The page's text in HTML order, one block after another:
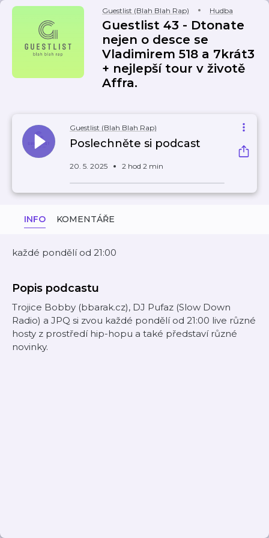
Guestlist (Blah Blah Rap) Hudba
Guestlist 43 - Dtonate
nejen o desce se
Vladimirem 518 a 7krát3
+ nejlepší tour v životě
Affra.
Guestlist (Blah Blah Rap)
Poslechněte si podcast
20. 5. 2025 2 hod 2 min
INFO KOMENTÁŘE
každé pondělí od 21:00
Popis podcastu
Trojice Bobby (bbarak.cz), DJ Pufaz (Slow Down
Radio) a JPQ si zvou každé pondělí od 21:00 live různé
hosty z prostředí hip-hopu a také představí různé
novinky.